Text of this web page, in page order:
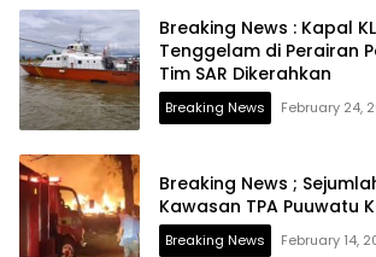
Breaking News : Kapal
Tenggelam di Perairan
Tim SAR Dikerahkan
Breaking News February 24,
Breaking News ;
Kawasan TPA Puuwatu
Breaking News February 14,